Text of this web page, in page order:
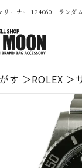
リーナー 124060 ランダ
す ROLEX